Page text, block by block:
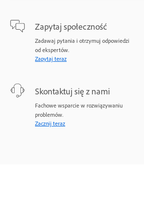
Zapytaj społeczność
Zadawaj pytania i otrzymuj odpowiedzi
od ekspertów.
Zapytaj teraz
Skontaktuj się z nami
Fachowe wsparcie w rozwiązywaniu
problemów.
Zacznij teraz